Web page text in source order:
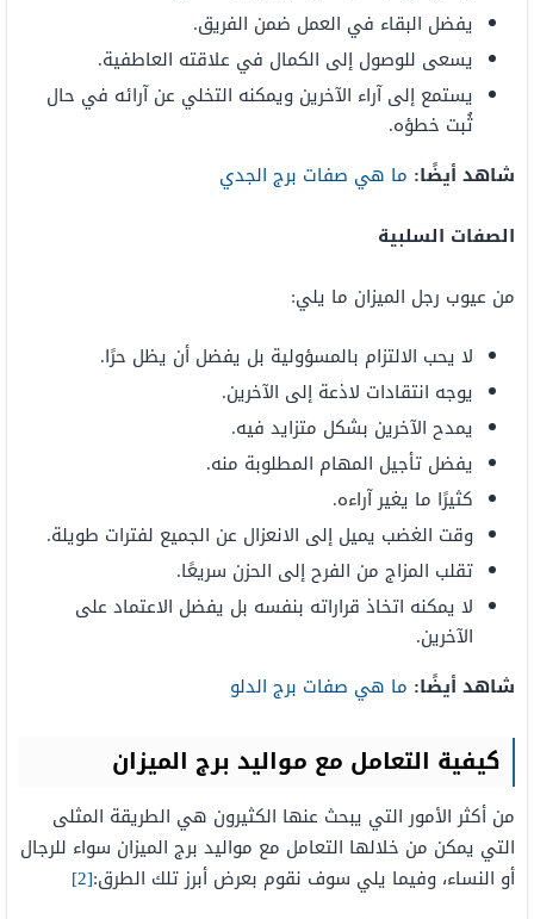
يفضل البقاء في العمل ضمن الفريق.
يسعى للوصول إلى الكمال في علاقته العاطفية.
يستمع إلى آراء الآخرين ويمكنه التخلي عن آرائه في حال
ثُبت خطؤه.
شاهد أيضًا: ما هي صفات برج الجدي
الصفات السلبية
من عيوب رجل الميزان ما يلي:
لا يحب الالتزام بالمسؤولية بل يفضل أن يظل حرًا.
يوجه انتقادات لاذعة إلى الآخرين.
يمدح الآخرين بشكل متزايد فيه.
يفضل تأجيل المهام المطلوبة منه.
كثيرًا ما يغير آراءه.
وقت الغضب يميل إلى الانعزال عن الجميع لفترات طويلة.
تقلب المزاج من الفرح إلى الحزن سريعًا.
لا يمكنه اتخاذ قراراته بنفسه بل يفضل الاعتماد على
الآخرين.
شاهد أيضًا: ما هي صفات برج الدلو
كيفية التعامل مع مواليد برج الميزان
من أكثر الأمور التي يبحث عنها الكثيرون هي الطريقة المثلى
التي يمكن من خلالها التعامل مع مواليد برج الميزان سواء للرجال
أو النساء، وفيما يلي سوف نقوم بعرض أبرز تلك الطرق:[2]